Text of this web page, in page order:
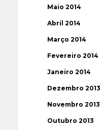
Maio 2014
Abril 2014
Março 2014
Fevereiro 2014
Janeiro 2014
Dezembro 2013
Novembro 2013
Outubro 2013